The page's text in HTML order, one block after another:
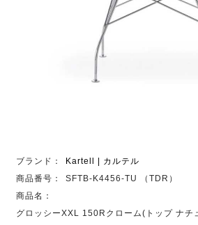
ブランド：
Kartell | カルテル
商品番号：
SFTB-K4456-TU （TDR）
商品名：
グロッシーXXL 150Rクローム(トップ ナチ